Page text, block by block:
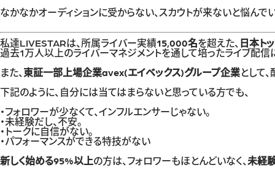
なかなかオーディションに受からない、スカウトが来ないと悩んで
私達LIVESTARは、所属ライバー実績15,000名を超えた、 日本ト
過去1万人以上のライバーマネジメントを通して培ったライブ配信
また、 東証一部上場企業avex(エイベックス)グループ企業として
下記のように、自分には当てはまらないと思っている方でも、
・フォロワーが少なくて、インフルエンサーじゃない。
・未経験だし、不安。
・トークに自信がない。
・パフォーマンスができる特技がない
新しく始める95%以上の方は、フォロワーもほとんどいなく、 未経